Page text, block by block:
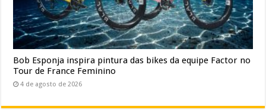
Bob Esponja inspira pintura das bikes da equipe Factor no
Tour de France Feminino
4 de agosto de 2026